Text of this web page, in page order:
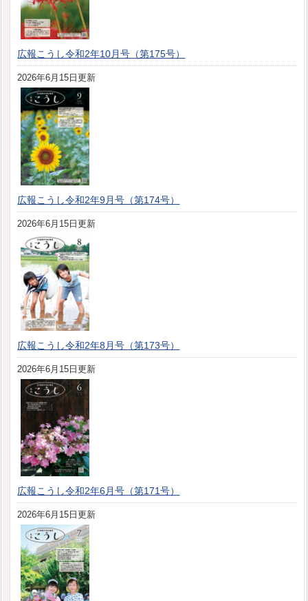
広報こうし令和2年10月号（第175号）
2026年6月15日更新
広報こうし令和2年9月号（第174号）
2026年6月15日更新
広報こうし令和2年8月号（第173号）
2026年6月15日更新
広報こうし令和2年6月号（第171号）
2026年6月15日更新